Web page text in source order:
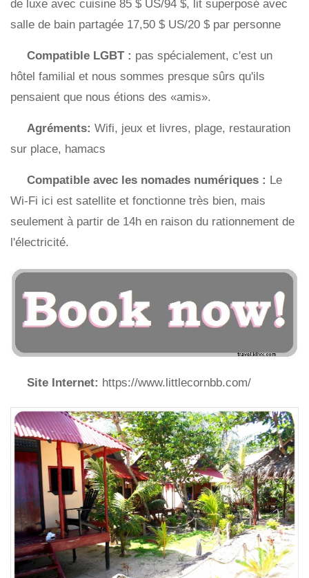
de luxe avec cuisine 85 $ US/94 $, lit superposé avec
salle de bain partagée 17,50 $ US/20 $ par personne
Compatible LGBT : pas spécialement, c'est un
hôtel familial et nous sommes presque sûrs qu'ils
pensaient que nous étions des «amis».
Agréments: Wifi, jeux et livres, plage, restauration
sur place, hamacs
Compatible avec les nomades numériques : Le
Wi-Fi ici est satellite et fonctionne très bien, mais
seulement à partir de 14h en raison du rationnement de
l'électricité.
Site Internet: https://www.littlecornbb.com/